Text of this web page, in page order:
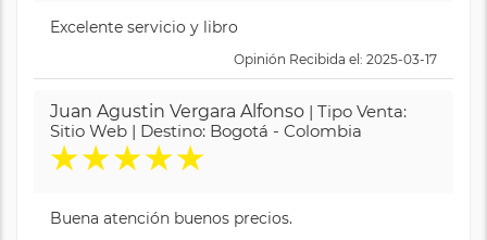
Excelente servicio y libro
Opinión Recibida el: 2025-03-17
Juan Agustin Vergara Alfonso | Tipo Venta:
Sitio Web | Destino: Bogotá - Colombia
★★★★★
Buena atención buenos precios.